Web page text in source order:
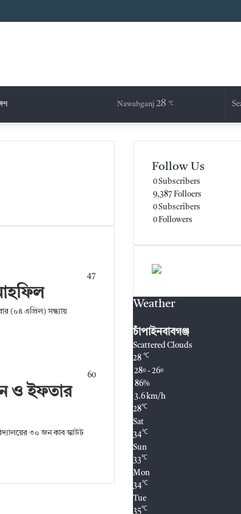
Switch
skin
Article
Nawabganj 28 ℃
47
(০৪ এপ্রিল) সন্ধ্যায়
60
ও ইফতার
৩০ জন কাব স্কাউট
Follow Us
0Subscribers
9,387Folloers
0Subscribers
0Followers
Weather
চাঁপাইনবাবগঞ্জ
Scattered Clouds
28 ℃
28º - 26º
86%
3.6 km/h
28℃
Sat
34℃
Sun
33℃
Mon
34℃
Tue
35℃